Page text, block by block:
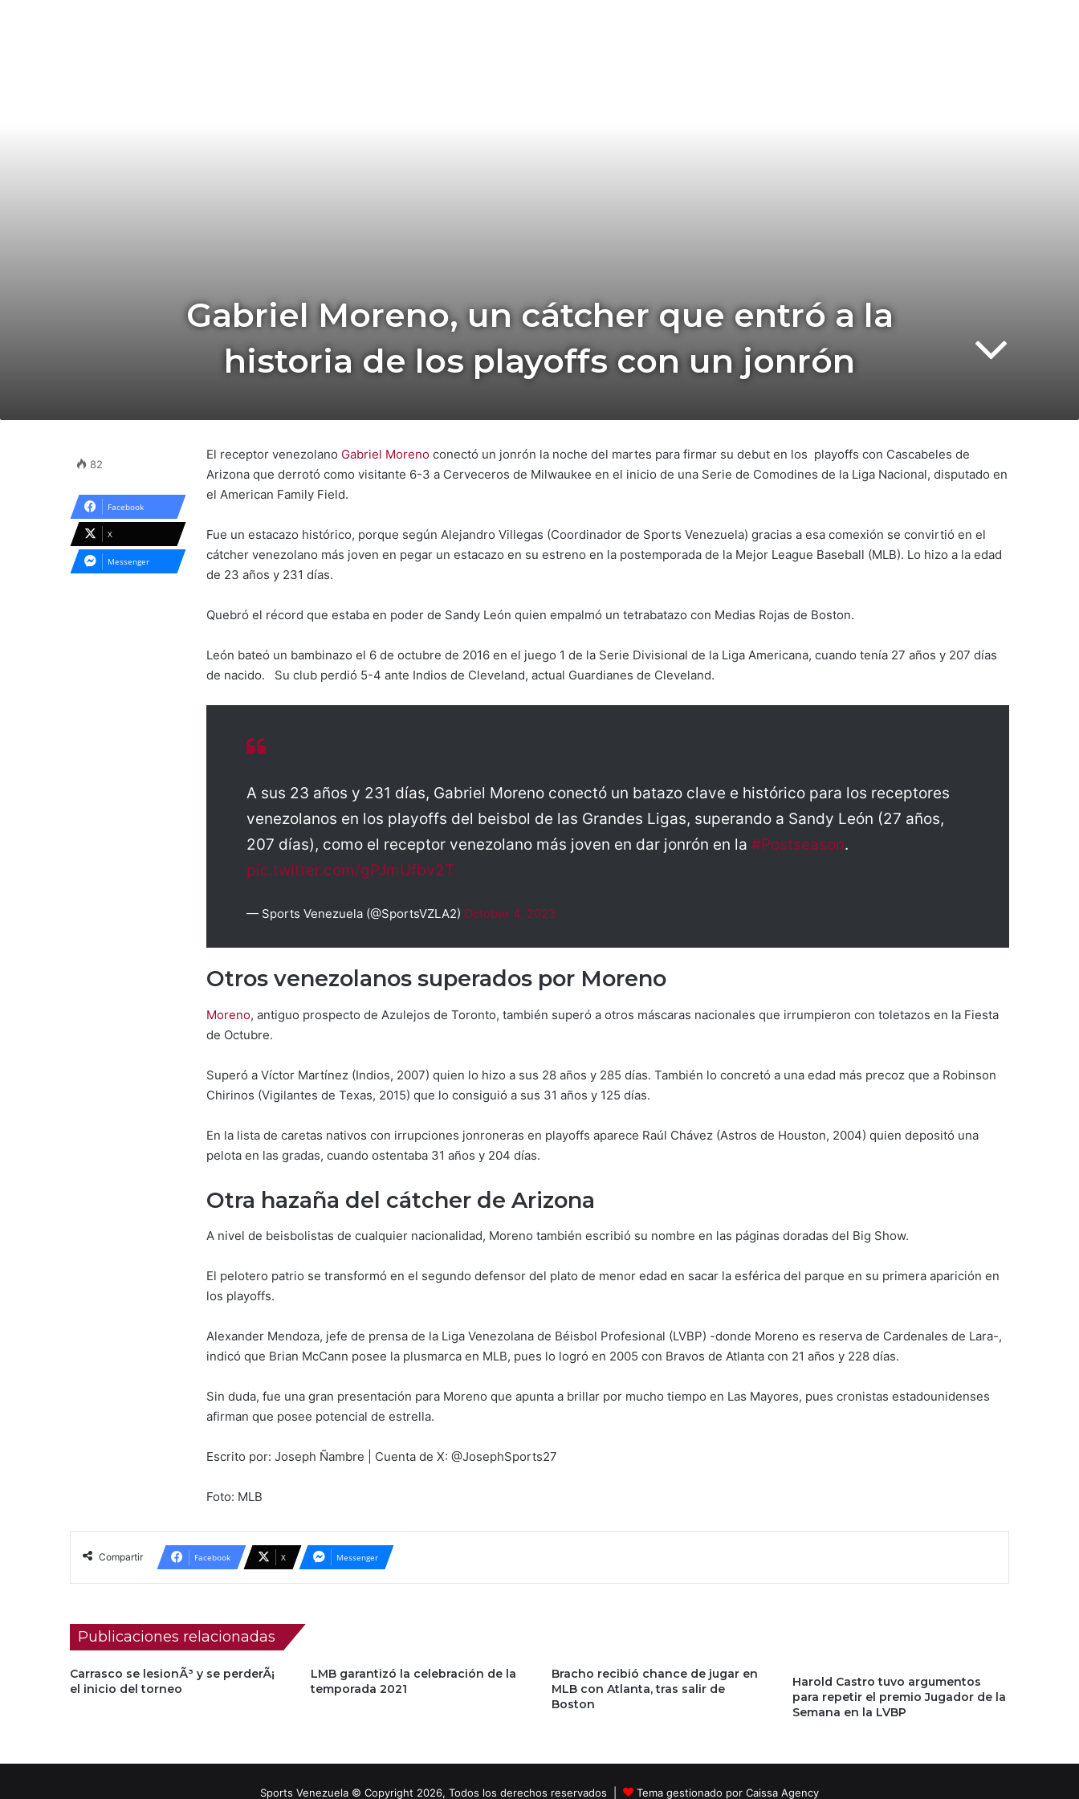
Gabriel Moreno, un cátcher que entró a la
historia de los playoffs con un jonrón
El receptor venezolano Gabriel Moreno conectó un jonrón la noche del martes para firmar su debut en los playoffs con Cascabeles de
Arizona que derrotó como visitante 6-3 a Cerveceros de Milwaukee en el inicio de una Serie de Comodines de la Liga Nacional, disputado en
el American Family Field.
Fue un estacazo histórico, porque según Alejandro Villegas (Coordinador de Sports Venezuela) gracias a esa comexión se convirtió en el
cátcher venezolano más joven en pegar un estacazo en su estreno en la postemporada de la Mejor League Baseball (MLB). Lo hizo a la edad
de 23 años y 231 días.
Quebró el récord que estaba en poder de Sandy León quien empalmó un tetrabatazo con Medias Rojas de Boston.
León bateó un bambinazo el 6 de octubre de 2016 en el juego 1 de la Serie Divisional de la Liga Americana, cuando tenía 27 años y 207 días
de nacido. Su club perdió 5-4 ante Indios de Cleveland, actual Guardianes de Cleveland.
A sus 23 años y 231 días, Gabriel Moreno conectó un batazo clave e histórico para los receptores
venezolanos en los playoffs del beisbol de las Grandes Ligas, superando a Sandy León (27 años,
207 días), como el receptor venezolano más joven en dar jonrón en la #Postseason.
pic.twitter.com/gPJmUfbv2T
— Sports Venezuela (@SportsVZLA2) October 4, 2023
Otros venezolanos superados por Moreno
Moreno, antiguo prospecto de Azulejos de Toronto, también superó a otros máscaras nacionales que irrumpieron con toletazos en la Fiesta
de Octubre.
Superó a Víctor Martínez (Indios, 2007) quien lo hizo a sus 28 años y 285 días. También lo concretó a una edad más precoz que a Robinson
Chirinos (Vigilantes de Texas, 2015) que lo consiguió a sus 31 años y 125 días.
En la lista de caretas nativos con irrupciones jonroneras en playoffs aparece Raúl Chávez (Astros de Houston, 2004) quien depositó una
pelota en las gradas, cuando ostentaba 31 años y 204 días.
Otra hazaña del cátcher de Arizona
A nivel de beisbolistas de cualquier nacionalidad, Moreno también escribió su nombre en las páginas doradas del Big Show.
El pelotero patrio se transformó en el segundo defensor del plato de menor edad en sacar la esférica del parque en su primera aparición en
los playoffs.
Alexander Mendoza, jefe de prensa de la Liga Venezolana de Béisbol Profesional (LVBP) -donde Moreno es reserva de Cardenales de Lara-,
indicó que Brian McCann posee la plusmarca en MLB, pues lo logró en 2005 con Bravos de Atlanta con 21 años y 228 días.
Sin duda, fue una gran presentación para Moreno que apunta a brillar por mucho tiempo en Las Mayores, pues cronistas estadounidenses
afirman que posee potencial de estrella.
Escrito por: Joseph Ñambre | Cuenta de X: @JosephSports27
Foto: MLB
82
Facebook
X
Messenger
Compartir Facebook X Messenger
Publicaciones relacionadas
Carrasco se lesionÃ³ y se perderÃ¡
el inicio del torneo
LMB garantizó la celebración de la
temporada 2021
Bracho recibió chance de jugar en
MLB con Atlanta, tras salir de
Boston
Harold Castro tuvo argumentos
para repetir el premio Jugador de la
Semana en la LVBP
Sports Venezuela © Copyright 2026, Todos los derechos reservados | Tema gestionado por Caissa Agency